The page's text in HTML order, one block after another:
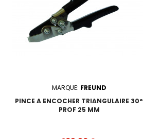
MARQUE: FREUND
PINCE A ENCOCHER TRIANGULAIRE 30°
PROF 25 MM